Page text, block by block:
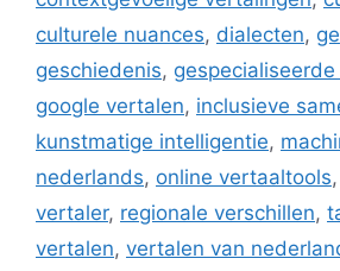
culturele nuances, dialecten,
geschiedenis,
google vertalen, inclusieve
kunstmatige intelligentie,
nederlands, online vertaaltools,
vertaler, regionale verschillen,
vertalen, vertalen van